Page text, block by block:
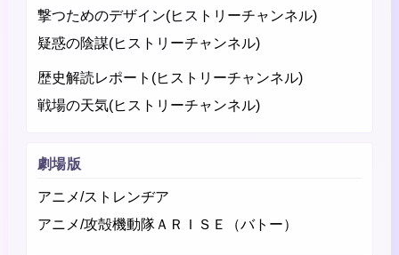
撃つためのデザイン(ヒストリーチャンネル)
疑惑の陰謀(ヒストリーチャンネル)
歴史解読レポート(ヒストリーチャンネル)
戦場の天気(ヒストリーチャンネル)
劇場版
アニメ/ストレンヂア
アニメ/攻殻機動隊ＡＲＩＳＥ（バトー）